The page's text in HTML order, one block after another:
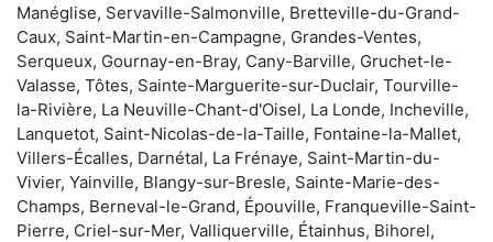
Manéglise, Servaville-Salmonville, Bretteville-du-Grand-
Caux, Saint-Martin-en-Campagne, Grandes-Ventes,
Serqueux, Gournay-en-Bray, Cany-Barville, Gruchet-le-
Valasse, Tôtes, Sainte-Marguerite-sur-Duclair, Tourville-
la-Rivière, La Neuville-Chant-d'Oisel, La Londe, Incheville,
Lanquetot, Saint-Nicolas-de-la-Taille, Fontaine-la-Mallet,
Villers-Écalles, Darnétal, La Frénaye, Saint-Martin-du-
Vivier, Yainville, Blangy-sur-Bresle, Sainte-Marie-des-
Champs, Berneval-le-Grand, Épouville, Franqueville-Saint-
Pierre, Criel-sur-Mer, Valliquerville, Étainhus, Bihorel,